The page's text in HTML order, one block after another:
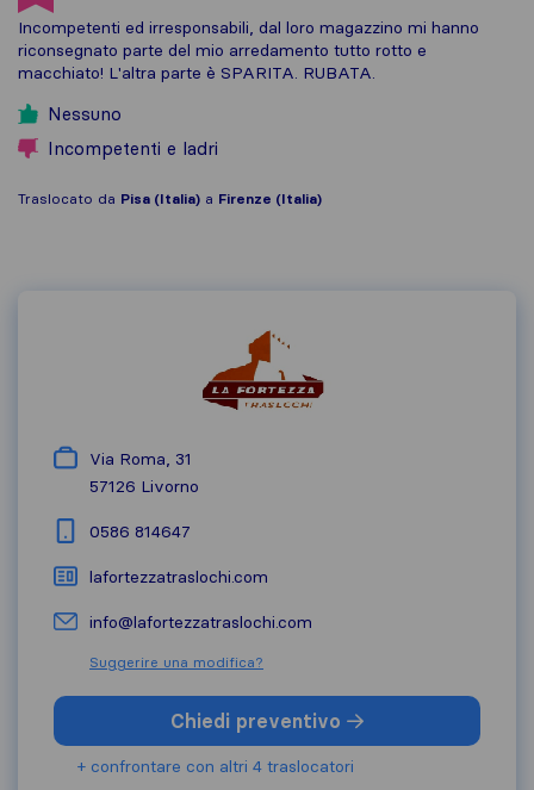
Incompetenti ed irresponsabili, dal loro magazzino mi hanno
riconsegnato parte del mio arredamento tutto rotto e
macchiato! L'altra parte è SPARITA. RUBATA.
Nessuno
Incompetenti e ladri
Traslocato da Pisa (Italia) a Firenze (Italia)
Via Roma, 31
57126 Livorno
0586 814647
lafortezzatraslochi.com
info@lafortezzatraslochi.com
Suggerire una modifica?
Chiedi preventivo
+ confrontare con altri 4 traslocatori